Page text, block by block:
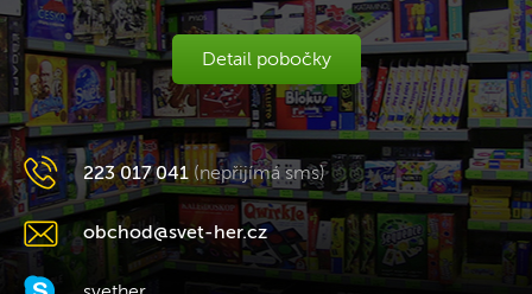
Detail pobočky
223 017 041 (nepřijímá sms)
obchod@svet-her.cz